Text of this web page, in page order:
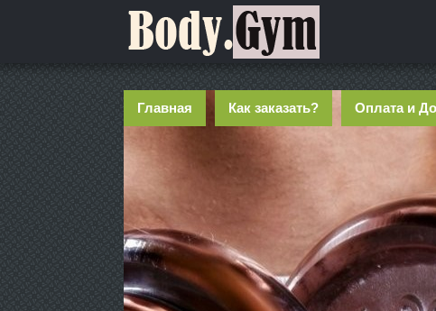
Главная Как заказать? Оплата и